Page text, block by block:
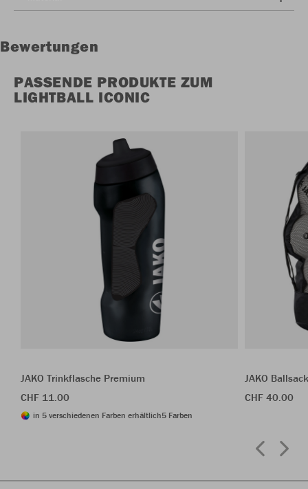
Bewertungen
PASSENDE PRODUKTE ZUM
LIGHTBALL ICONIC
JAKO Trinkflasche Premium
CHF 11.00
in 5 verschiedenen Farben erhältlich5 Farben
JAKO
CHF 40.00